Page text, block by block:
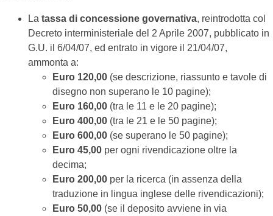
La tassa di concessione governativa, reintrodotta col
Decreto interministeriale del 2 Aprile 2007, pubblicato in
G.U. il 6/04/07, ed entrato in vigore il 21/04/07,
ammonta a:
Euro 120,00 (se descrizione, riassunto e tavole di
disegno non superano le 10 pagine);
Euro 160,00 (tra le 11 e le 20 pagine);
Euro 400,00 (tra le 21 e le 50 pagine);
Euro 600,00 (se superano le 50 pagine);
Euro 45,00 per ogni rivendicazione oltre la
decima;
Euro 200,00 per la ricerca (in assenza della
traduzione in lingua inglese delle rivendicazioni);
Euro 50,00 (se il deposito avviene in via